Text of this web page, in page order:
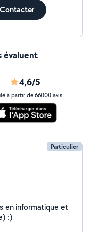
Contacter
évaluent
4,6/5
à partir de 66000 avis
Particulier
:)